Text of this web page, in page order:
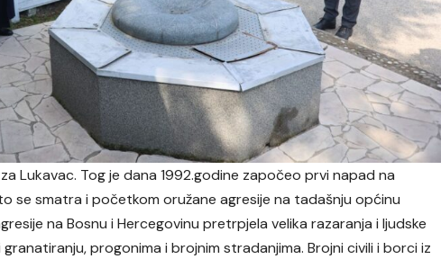
Lukavac. Tog je dana 1992.godine započeo prvi napad na
se smatra i početkom oružane agresije na tadašnju općinu
na Bosnu i Hercegovinu pretrpjela velika razaranja i ljudske
progonima i brojnim stradanjima. Brojni civili i borci iz